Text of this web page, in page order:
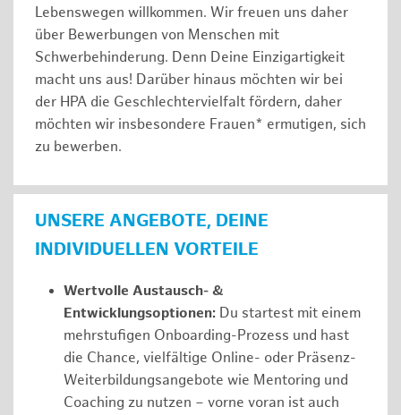
Lebenswegen willkommen. Wir freuen uns daher
über Bewerbungen von Menschen mit
Schwerbehinderung. Denn Deine Einzigartigkeit
macht uns aus! Darüber hinaus möchten wir bei
der HPA die Geschlechtervielfalt fördern, daher
möchten wir insbesondere Frauen* ermutigen, sich
zu bewerben.
UNSERE ANGEBOTE, DEINE
INDIVIDUELLEN VORTEILE
Wertvolle Austausch- &
Entwicklungsoptionen: Du startest mit einem
mehrstufigen Onboarding-Prozess und hast
die Chance, vielfältige Online- oder Präsenz-
Weiterbildungsangebote wie Mentoring und
Coaching zu nutzen – vorne voran ist auch